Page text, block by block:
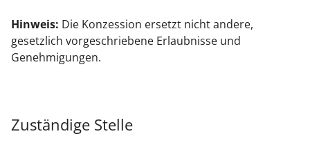
Hinweis: Die Konzession ersetzt nicht andere,
gesetzlich vorgeschriebene Erlaubnisse und
Genehmigungen.
Zuständige Stelle